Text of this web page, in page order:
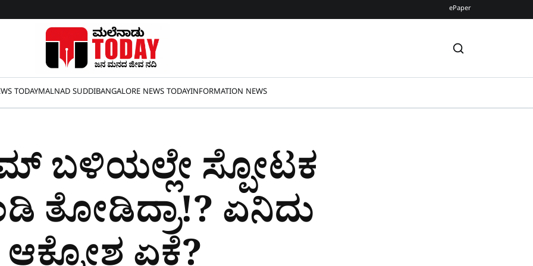
ePaper
TODAYMALNAD SUDDIBANGALORE NEWS TODAYINFORMATION NEWS
ಬಳಿಯಲ್ಲೇ ಸ್ಪೋಟಕ
ತೋಡಿದ್ರಾ!? ಏನಿದು